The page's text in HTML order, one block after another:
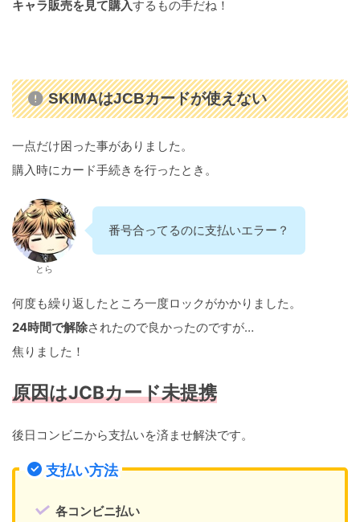
キャラ販売を見て購入するもの手だね！
SKIMAはJCBカードが使えない
一点だけ困った事がありました。
購入時にカード手続きを行ったとき。
とら
番号合ってるのに支払いエラー？
何度も繰り返したところ一度ロックがかかりました。
24時間で解除されたので良かったのですが…
焦りました！
原因はJCBカード未提携
後日コンビニから支払いを済ませ解決です。
支払い方法
各コンビニ払い